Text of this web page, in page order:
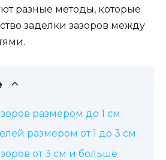
разные методы, которые
заделки зазоров между
размером до 1 см
размером от 1 до 3 см
от 3 см и больше